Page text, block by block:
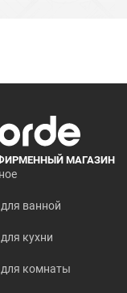
МАГАЗИН
ванной
кухни
комнаты